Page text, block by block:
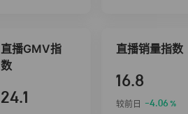
直播GMV指
数
24.1
直播销量指数
16.8
较前日 -4.06 %